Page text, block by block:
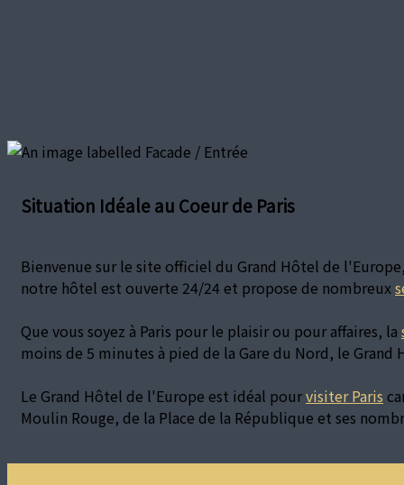
Situation Idéale au Coeur de Paris
Bienvenue sur le site officiel du Grand Hôtel de
notre hôtel est ouverte 24/24 et propose de nombreux
Que vous soyez à Paris pour le plaisir ou pour affaires, la
moins de 5 minutes à pied de la Gare du Nord, le
Le Grand Hôtel de l'Europe est idéal pourvisiter Paris
Moulin Rouge, de la Place de la République et ses